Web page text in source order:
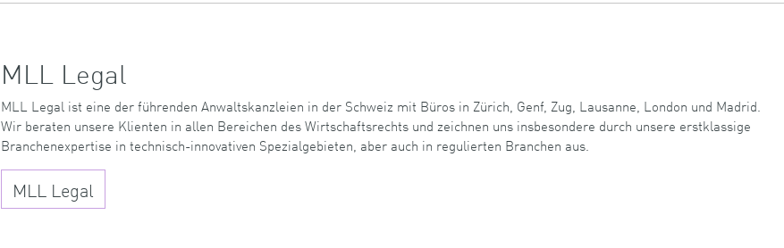
MLL Legal
MLL Legal ist eine der führenden Anwaltskanzleien in der Schweiz mit Büros in Zürich, Genf, Zug, Lausanne, London und Madrid.
Wir beraten unsere Klienten in allen Bereichen des Wirtschaftsrechts und zeichnen uns insbesondere durch unsere erstklassige
Branchenexpertise in technisch-innovativen Spezialgebieten, aber auch in regulierten Branchen aus.
MLL Legal